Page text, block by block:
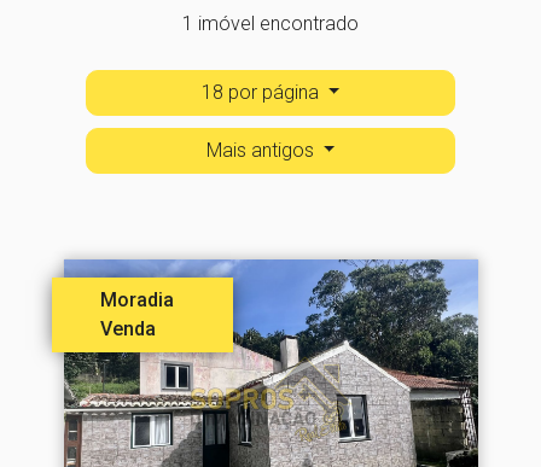
1 imóvel encontrado
18 por página
Mais antigos
Moradia
Venda